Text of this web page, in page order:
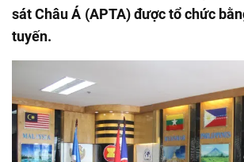
sát Châu Á (APTA) được tổ chức
tuyến.